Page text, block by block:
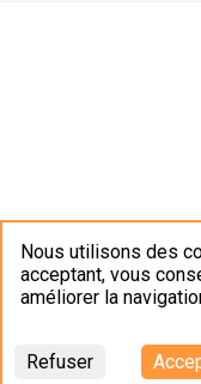
Nous utilisons des
acceptant, vous
améliorer la
Refuser